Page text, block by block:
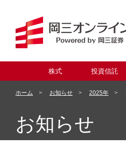
株式 投資信託
ホーム お知らせ 2025年
お知らせ